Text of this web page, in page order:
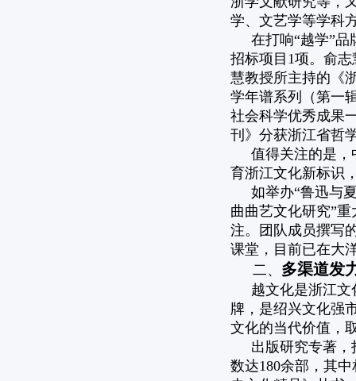
学、文艺学等学科
在打响“越学”
招标项目1项。俞
慧教授所主持的《
学年谱系列（第一
社会科学优秀成果
刊》分获浙江省哲
值得关注的是，
育浙江文化新标识
如举办“鲁迅与
曲曲艺文化研究”
注。团队成员撰写
课堂，目前已在大
二、 多渠道发
越文化是浙江文
牌，是绍兴文化强
文化的当代价值，
出版研究专著
数达180余部，其